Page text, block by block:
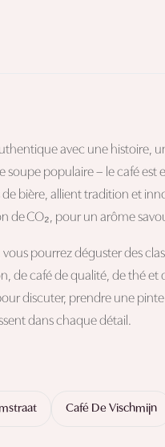
avec une histoire,
populaire – le café est
de bière, allient tradition et
de CO₂, pour un arôme
pourrez déguster des
de café de qualité, de thé et
discuter, prendre une
dans chaque détail.
Café De Vischmijn